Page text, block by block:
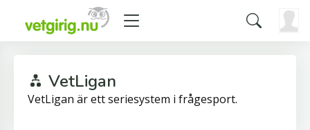
VetLigan
VetLigan är ett seriesystem i frågesport.